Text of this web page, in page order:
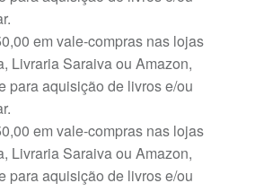
em vale-compras nas lojas
Livraria Saraiva ou Amazon,
para aquisição de livros e/ou
em vale-compras nas lojas
Livraria Saraiva ou Amazon,
para aquisição de livros e/ou